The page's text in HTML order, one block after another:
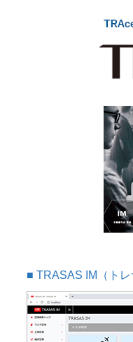
TRASAS IM（トレ